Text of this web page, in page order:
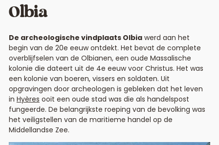
Olbia
De archeologische vindplaats Olbiawerd aan het
begin van de 20e eeuw ontdekt. Het bevat de complete
overblijfselen van de Olbianen, een oude Massalische
kolonie die dateert uit de 4e eeuw voor Christus. Het was
een kolonie van boeren, vissers en soldaten. Uit
opgravingen door archeologen is gebleken dat het leven
in Hyères ooit een oude stad was die als handelspost
fungeerde. De belangrijkste roeping van de bevolking was
het veiligstellen van de maritieme handel op de
Middellandse Zee.